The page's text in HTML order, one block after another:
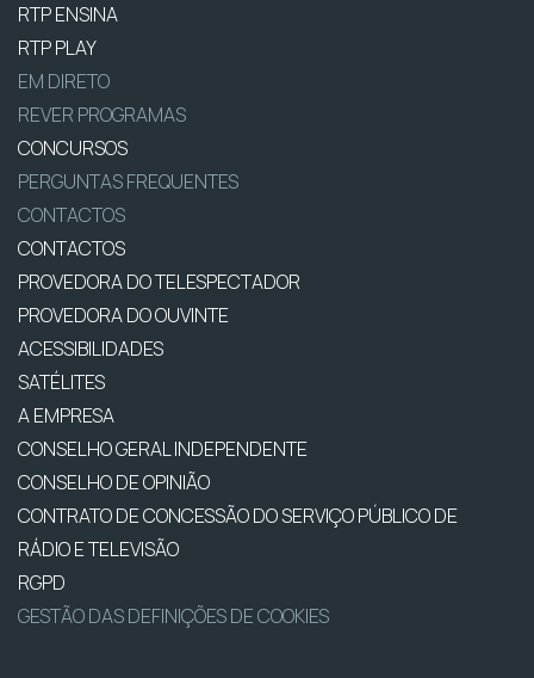
RTP ENSINA
RTP PLAY
EM DIRETO
REVER PROGRAMAS
CONCURSOS
PERGUNTAS FREQUENTES
CONTACTOS
CONTACTOS
PROVEDORA DO TELESPECTADOR
PROVEDORA DO OUVINTE
ACESSIBILIDADES
SATÉLITES
A EMPRESA
CONSELHO GERAL INDEPENDENTE
CONSELHO DE OPINIÃO
CONTRATO DE CONCESSÃO DO SERVIÇO PÚBLICO DE
RÁDIO E TELEVISÃO
RGPD
GESTÃO DAS DEFINIÇÕES DE COOKIES